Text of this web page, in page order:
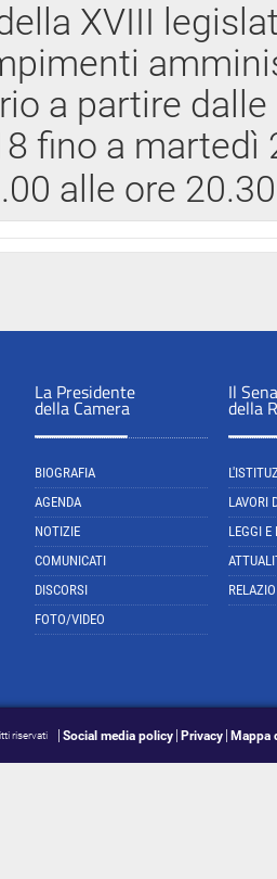
XVIII
a partire
fino a
alle ore
La Presidente
della Camera
BIOGRAFIA
AGENDA
NOTIZIE
COMUNICATI
DISCORSI
FOTO/VIDEO
Il
della
LAVORI
LEGGI E
riservati Social media policy Privacy Mappa